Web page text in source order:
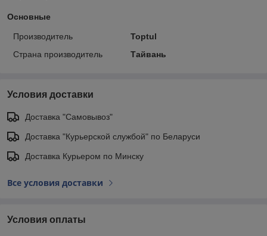
Основные
Производитель
Toptul
Страна производитель
Тайвань
Условия доставки
Доставка "Самовывоз"
Доставка "Курьерской службой" по Беларуси
Доставка Курьером по Минску
Все условия доставки
Условия оплаты